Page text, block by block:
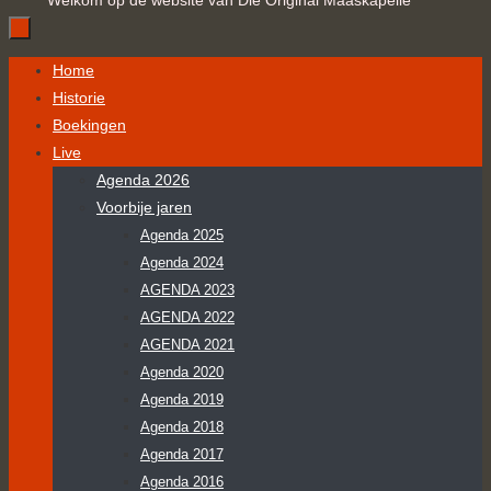
naar
inhoud
Home
Historie
Boekingen
Live
Agenda 2026
Voorbije jaren
Agenda 2025
Agenda 2024
AGENDA 2023
AGENDA 2022
AGENDA 2021
Agenda 2020
Agenda 2019
Agenda 2018
Agenda 2017
Agenda 2016